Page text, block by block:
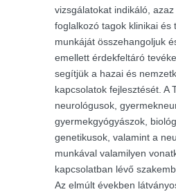
vizsgálatokat indikáló,
foglalkozó tagok klinikai és
munkáját összehangoljuk
emellett érdekfeltáró
segítjük a hazai és
kapcsolatok fejlesztését. A
neurológusok,
gyermekgyógyászok,
genetikusok, valamint a
munkával valamilyen
kapcsolatban lévő
Az elmúlt években